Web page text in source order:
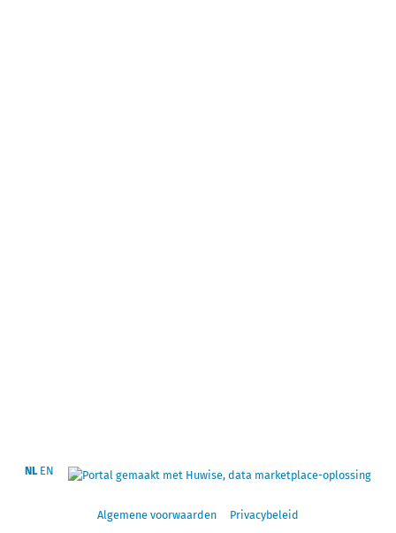
NL EN
Algemene voorwaarden Privacybeleid